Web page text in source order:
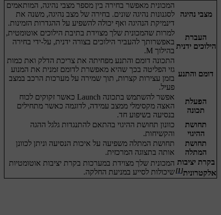
מצבי נהיגה
המכונית מאפשר בחירה בין מספר מצבי נהיגה, המותאמים
לסגנונות נהיגה שונים. בחירה של מצב נהיגה, משנה את
דינמיקת הנהיגה ואף יכולה להשפיע על ההגדרות הזמינות.
העברת
הילוכים ידנית
למרות שהמכונית שלך מצוידת בתיבת הילוכים אוטומטית,
באפשרותך להעביר הילוכים בצורה ידנית, על-ידי בחירה
בהילוך M.
דומם והתנע
התכונה דומם והתנע מפחיתה את צריכת הדלק ואת כמות
גזי הפליטה בכך שהיא מאפשרת לדומם זמנית את המנוע
בזמן עצירות קצרות, תוך שמירה על מערכות הרכב במצב
פעיל.
הפעלת
תכונה
אפשר להשתמש בתכונה Launch כאשר זקוקים לכוח
האצה מקסימלי ממצב עמידה, לדוגמה כאשר מתחילים
בנסיעה בשיפוע חד.
תחושת
ההיגוי
כוונון תחושת ההיגוי בהתאם להתנגדות גלגל ההגה
והקשיחות.
תחושת
המתלה
תחושת המתלה משפיעה על איכות הנסיעה וניתן לכוונן
אותה בתצוגה המרכזית.
בקרת יציבות
אלקטרונית[1]
המכונית שלך מצוידת במערכות בקרת יציבות אוטומטיות
שיכולות לסייע במניעת החלקה.